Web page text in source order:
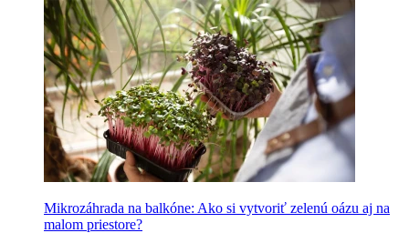
Mikrozáhrada na balkóne: Ako si vytvoriť zelenú oázu aj na
malom priestore?